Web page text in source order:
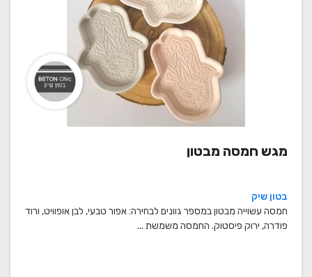
מגש חמסה מבטון
בטון שיק
חמסה עשוייה מבטון במספר גוונים לבחירה: אפור טבעי, לבן אופוויט, ורוד
פודרה, ירוק פיסטוק. החמסה משמשת ...